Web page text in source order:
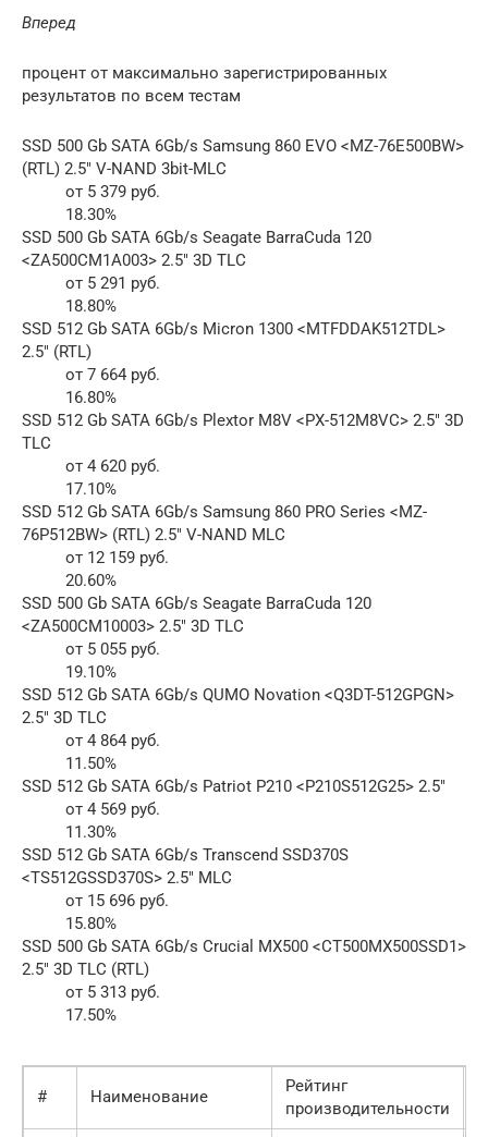
Вперед
процент от максимально зарегистрированных
результатов по всем тестам
SSD 500 Gb SATA 6Gb/s Samsung 860 EVO <MZ-76E500BW>
(RTL) 2.5″ V-NAND 3bit-MLC
от 5 379 руб.
18.30%
SSD 500 Gb SATA 6Gb/s Seagate BarraCuda 120
<ZA500CM1A003> 2.5″ 3D TLC
от 5 291 руб.
18.80%
SSD 512 Gb SATA 6Gb/s Micron 1300 <MTFDDAK512TDL>
2.5″ (RTL)
от 7 664 руб.
16.80%
SSD 512 Gb SATA 6Gb/s Plextor M8V <PX-512M8VC> 2.5″ 3D
TLC
от 4 620 руб.
17.10%
SSD 512 Gb SATA 6Gb/s Samsung 860 PRO Series <MZ-
76P512BW> (RTL) 2.5″ V-NAND MLC
от 12 159 руб.
20.60%
SSD 500 Gb SATA 6Gb/s Seagate BarraCuda 120
<ZA500CM10003> 2.5″ 3D TLC
от 5 055 руб.
19.10%
SSD 512 Gb SATA 6Gb/s QUMO Novation <Q3DT-512GPGN>
2.5″ 3D TLC
от 4 864 руб.
11.50%
SSD 512 Gb SATA 6Gb/s Patriot P210 <P210S512G25> 2.5″
от 4 569 руб.
11.30%
SSD 512 Gb SATA 6Gb/s Transcend SSD370S
<TS512GSSD370S> 2.5″ MLC
от 15 696 руб.
15.80%
SSD 500 Gb SATA 6Gb/s Crucial MX500 <CT500MX500SSD1>
2.5″ 3D TLC (RTL)
от 5 313 руб.
17.50%
# Наименование
Рейтинг
производительности